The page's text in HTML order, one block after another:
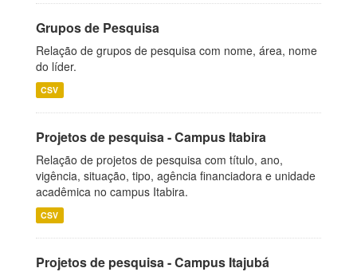
Grupos de Pesquisa
Relação de grupos de pesquisa com nome, área, nome
do líder.
CSV
Projetos de pesquisa - Campus Itabira
Relação de projetos de pesquisa com título, ano,
vigência, situação, tipo, agência financiadora e unidade
acadêmica no campus Itabira.
CSV
Projetos de pesquisa - Campus Itajubá